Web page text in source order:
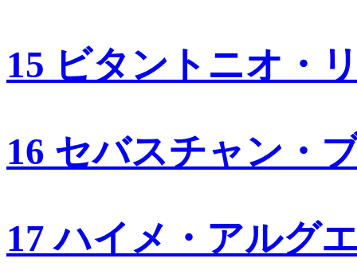
15 ビタントニオ・
16 セバスチャン・
17 ハイメ・アルグ